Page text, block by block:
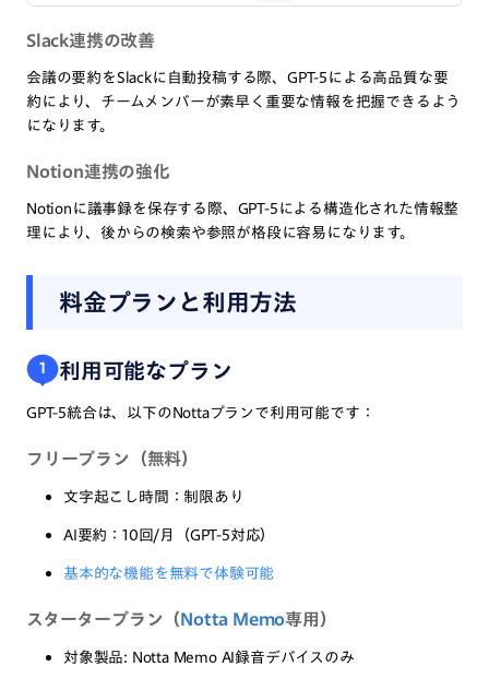
Slack連携の改善
会議の要約をSlackに自動投稿する際、GPT-5による高品質な要
約により、チームメンバーが素早く重要な情報を把握できるよう
になります。
Notion連携の強化
Notionに議事録を保存する際、GPT-5による構造化された情報整
理により、後からの検索や参照が格段に容易になります。
料金プランと利用方法
1 利用可能なプラン
GPT-5統合は、以下のNottaプランで利用可能です：
フリープラン（無料）
文字起こし時間：制限あり
AI要約：10回/月（GPT-5対応）
基本的な機能を無料で体験可能
スタータープラン（Notta Memo専用）
対象製品: Notta Memo AI録音デバイスのみ